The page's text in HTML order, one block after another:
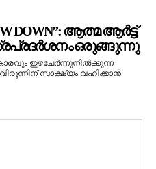
DOWN”: ആത്മ ആർട്ട്
ഒരുങ്ങുന്നു
ഇഴചേർന്നുനിൽക്കുന്ന
സാക്ഷ്യം വഹിക്കാൻ